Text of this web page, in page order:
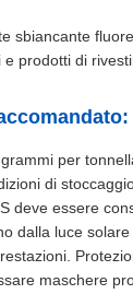
sbiancante
prodotti di
per
di
deve essere
dalla luce
maschere